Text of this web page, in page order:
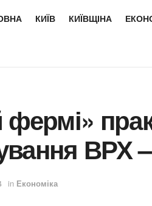
КИЇВ КИЇВЩІНА
фермі»
ВРХ
in Економіка